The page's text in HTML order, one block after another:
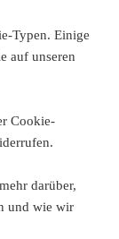
Typen. Einige
auf unseren
Cookie-
darüber,
und wie wir